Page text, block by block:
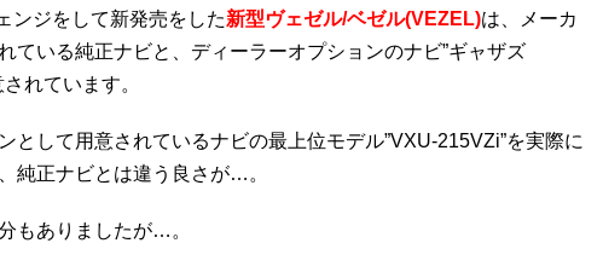
ンジをして新発売をした新型ヴェゼル/ベゼル(VEZEL)は、メーカ
ている純正ナビと、ディーラーオプションのナビ”ギャザズ
れています。
として用意されているナビの最上位モデル”VXU-215VZi”を実際に
純正ナビとは違う良さが…。
もありましたが…。